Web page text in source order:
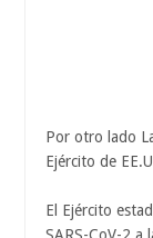
Por otro lado
Ejército de
El Ejército